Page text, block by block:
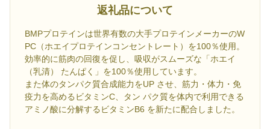
返礼品について
BMPプロテインは世界有数の大手プロテインメーカーのW
PC（ホエイプロテインコンセントレート）を100％使用。
効率的に筋肉の回復を促し、吸収がスムーズな「ホエイ
（乳清） たんぱく」を100％使用しています。
また体のタンパク質合成能力をUP させ、筋力・体力・免
疫力を高めるビタミンC、タン パク質を体内で利用できる
アミノ酸に分解するビタミンB6 を新たに配合しました。